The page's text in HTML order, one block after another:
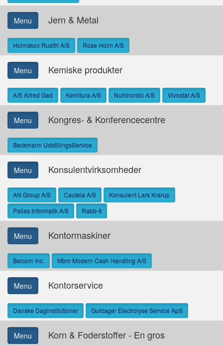
Menu Jern & Metal
Holmskov Rustfri A/S Rose Holm A/S
Menu Kemiske produkter
A/S Alfred Gad Kemitura A/S Nutrinordic A/S Vivostat A/S
Menu Kongres- & Konferencecentre
Beckmann UdstillingsService
Menu Konsulentvirksomheder
AN Group A/S Cautela A/S
Konsulent Lars Krarup
Pallas Informatik A/S
Rabb-It
Menu Kontormaskiner
Belcom Inc. Mbm Modern Cash Handling A/S
Menu Kontorservice
Danske Daginstitutioner Guldager Electrolyse Service ApS
Menu Korn & Foderstoffer - En gros